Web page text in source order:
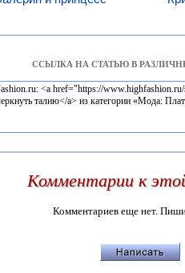
ССЫЛКА НА СТАТЬЮ В
Комментарии к
Комментариев еще нет.